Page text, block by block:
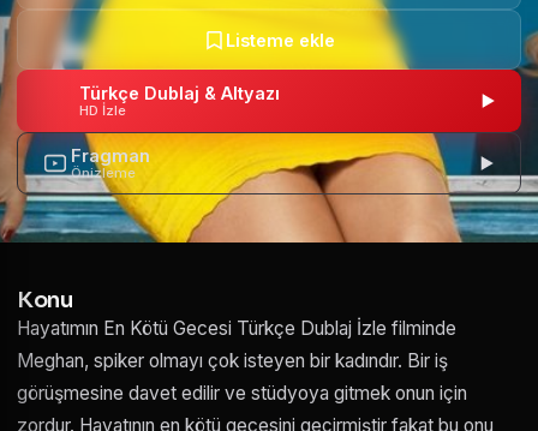
Türkçe Dublaj & Altyazı
HD İzle
Fragman
Önizleme
Konu
Hayatımın En Kötü Gecesi Türkçe Dublaj İzle filminde
Meghan, spiker olmayı çok isteyen bir kadındır. Bir iş
görüşmesine davet edilir ve stüdyoya gitmek onun için
zordur. Hayatının en kötü gecesini geçirmiştir fakat bu onu